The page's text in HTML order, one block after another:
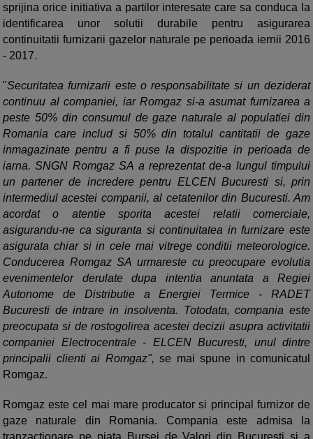
sprijina orice initiativa a partilor interesate care sa conduca la
identificarea unor solutii durabile pentru asigurarea
continuitatii furnizarii gazelor naturale pe perioada iernii 2016
- 2017.
"Securitatea furnizarii este o responsabilitate si un deziderat
continuu al companiei, iar Romgaz si-a asumat furnizarea a
peste 50% din consumul de gaze naturale al populatiei din
Romania care includ si 50% din totalul cantitatii de gaze
inmagazinate pentru a fi puse la dispozitie in perioada de
iarna. SNGN Romgaz SA a reprezentat de-a lungul timpului
un partener de incredere pentru ELCEN Bucuresti si, prin
intermediul acestei companii, al cetatenilor din Bucuresti. Am
acordat o atentie sporita acestei relatii comerciale,
asigurandu-ne ca siguranta si continuitatea in furnizare este
asigurata chiar si in cele mai vitrege conditii meteorologice.
Conducerea Romgaz SA urmareste cu preocupare evolutia
evenimentelor derulate dupa intentia anuntata a Regiei
Autonome de Distributie a Energiei Termice - RADET
Bucuresti de intrare in insolventa. Totodata, compania este
preocupata si de rostogolirea acestei decizii asupra activitatii
companiei Electrocentrale - ELCEN Bucuresti, unul dintre
principalii clienti ai Romgaz", se mai spune in comunicatul
Romgaz.
Romgaz este cel mai mare producator si principal furnizor de
gaze naturale din Romania. Compania este admisa la
tranzactionare pe piata Bursei de Valori din Bucuresti si a